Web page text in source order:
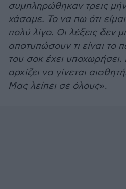
συμπληρώθηκαν τρεις
χάσαμε. Το να πω ότι
πολύ λίγο. Οι λέξεις δεν
αποτυπώσουν τι είναι το
του σοκ έχει
αρχίζει να γίνεται
Μας λείπει σε όλους».